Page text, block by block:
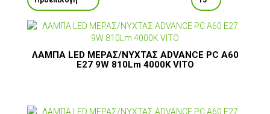
ΛΑΜΠΑ LED ΜΕΡΑΣ/ΝΥΧΤΑΣ ADVANCE PC A60
E27 9W 810Lm 4000K VITO